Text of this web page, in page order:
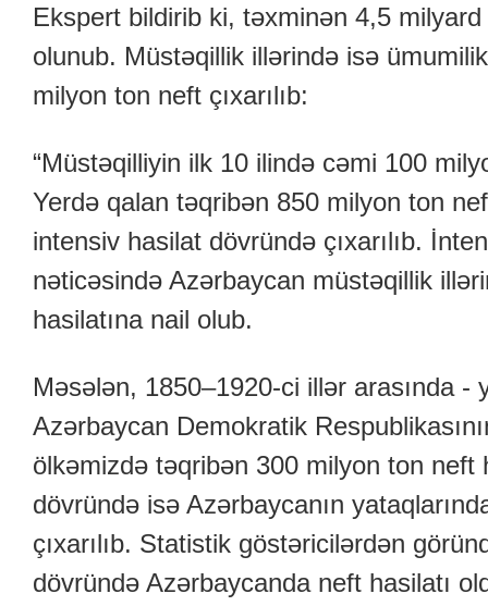
Ekspert bildirib ki, təxminən 4,5
olunub. Müstəqillik illərində isə
milyon ton neft çıxarılıb:
“Müstəqilliyin ilk 10 ilində cəmi 100
Yerdə qalan təqribən 850 milyon ton
intensiv hasilat dövründə çıxarılıb.
nəticəsində Azərbaycan müstəqillik
hasilatına nail olub.
Məsələn, 1850–1920-ci illər arasında -
Azərbaycan Demokratik
ölkəmizdə təqribən 300 milyon ton neft
dövründə isə Azərbaycanın
çıxarılıb. Statistik göstəricilərdən
dövründə Azərbaycanda neft hasilatı